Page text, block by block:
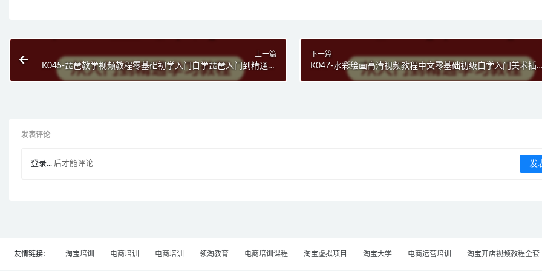
上一篇
K045-琵琶教学视频教程零基础初学入门自学琵琶入门到精通琵
琶在线课程
下一篇
K047-水彩绘画高清视频教程中文零基础初级自学入门美术插
发表评论
登录... 后才能评论
友情链接： 淘宝培训 电商培训 电商培训 领淘教育 电商培训课程 淘宝虚拟项目 淘宝大学 电商运营培训 淘宝开店视频教程全套